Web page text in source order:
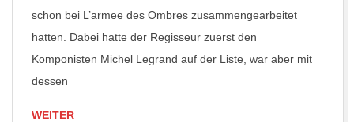
schon bei L’armee des Ombres zusammengearbeitet
hatten. Dabei hatte der Regisseur zuerst den
Komponisten Michel Legrand auf der Liste, war aber mit
dessen
WEITER